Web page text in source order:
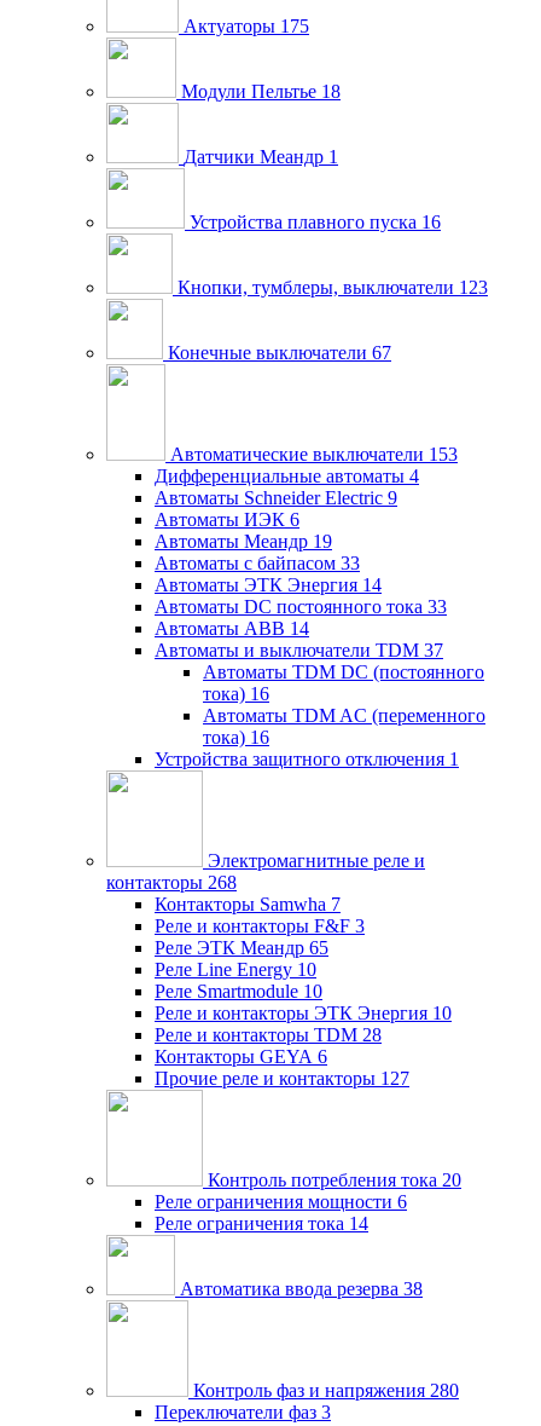
Актуаторы 175
Модули Пельтье 18
Датчики Меандр 1
Устройства плавного пуска 16
Кнопки, тумблеры, выключатели 123
Конечные выключатели 67
Автоматические выключатели 153
Дифференциальные автоматы 4
Автоматы Schneider Electric 9
Автоматы ИЭК 6
Автоматы Меандр 19
Автоматы с байпасом 33
Автоматы ЭТК Энергия 14
Автоматы DC постоянного тока 33
Автоматы ABB 14
Автоматы и выключатели TDM 37
Автоматы TDM DC (постоянного
тока) 16
Автоматы TDM AC (переменного
тока) 16
Устройства защитного отключения 1
Электромагнитные реле и
контакторы 268
Контакторы Samwha 7
Реле и контакторы F&F 3
Реле ЭТК Меандр 65
Реле Line Energy 10
Реле Smartmodule 10
Реле и контакторы ЭТК Энергия 10
Реле и контакторы TDM 28
Контакторы GEYA 6
Прочие реле и контакторы 127
Контроль потребления тока 20
Реле ограничения мощности 6
Реле ограничения тока 14
Автоматика ввода резерва 38
Контроль фаз и напряжения 280
Переключатели фаз 3